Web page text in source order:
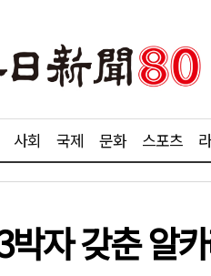
사회 국제 문화 스포츠
박자 갖춘 알